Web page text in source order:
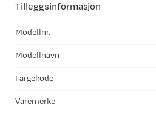
Tilleggsinformasjon
Modellnr.
Modellnavn
Fargekode
Varemerke